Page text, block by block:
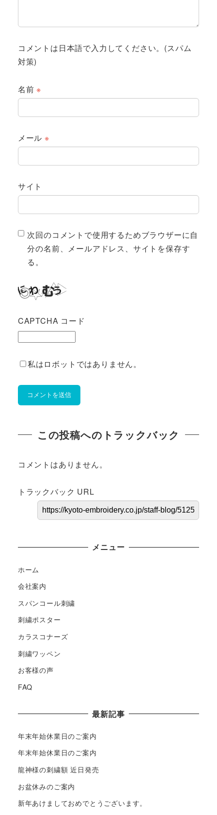
コメントは日本語で入力してください。(スパム
対策)
名前※
メール ※
サイト
次回のコメントで使用するためブラウザーに自
分の名前、メールアドレス、サイトを保存す
る。
CAPTCHA コード
私はロボットではありません。
この投稿へのトラックバック
コメントはありません。
トラックバック URL
メニュー
ホーム
会社案内
スパンコール刺繍
刺繍ポスター
カラスコナーズ
刺繍ワッペン
お客様の声
FAQ
最新記事
年末年始休業日のご案内
年末年始休業日のご案内
龍神様の刺繍額 近日発売
お盆休みのご案内
新年あけましておめでとうございます。